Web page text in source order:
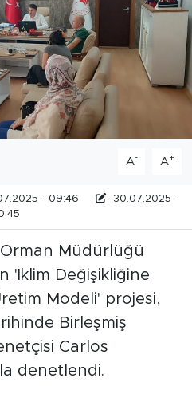
A- A+
- 09:46
30.07.2025 -
Orman Müdürlüğü
'İklim Değişikliğine
Modeli' projesi,
Birleşmiş
Carlos
denetlendi.